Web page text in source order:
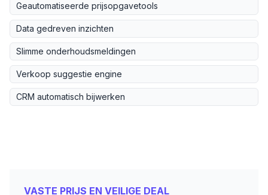
Geautomatiseerde prijsopgavetools
Data gedreven inzichten
Slimme onderhoudsmeldingen
Verkoop suggestie engine
CRM automatisch bijwerken
VASTE PRIJS EN VEILIGE DEAL